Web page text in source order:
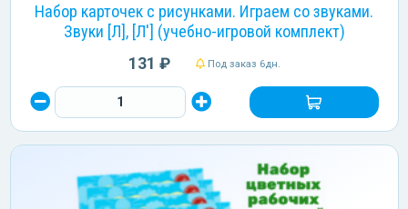
Набор карточек с рисунками. Играем со звуками.
Звуки [Л], [Л'] (учебно-игровой комплект)
131 ₽ Под заказ 6дн.